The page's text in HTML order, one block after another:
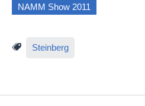
NAMM Show 2011
Steinberg